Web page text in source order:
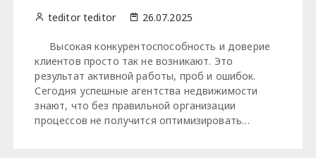
teditor teditor 26.07.2025
Высокая конкурентоспособность и доверие
клиентов просто так не возникают. Это
результат активной работы, проб и ошибок.
Сегодня успешные агентства недвижимости
знают, что без правильной организации
процессов не получится оптимизировать…